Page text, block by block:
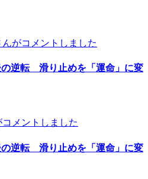
がコメントしました
の逆転 滑り止めを「運命」に変
メントしました
の逆転 滑り止めを「運命」に変